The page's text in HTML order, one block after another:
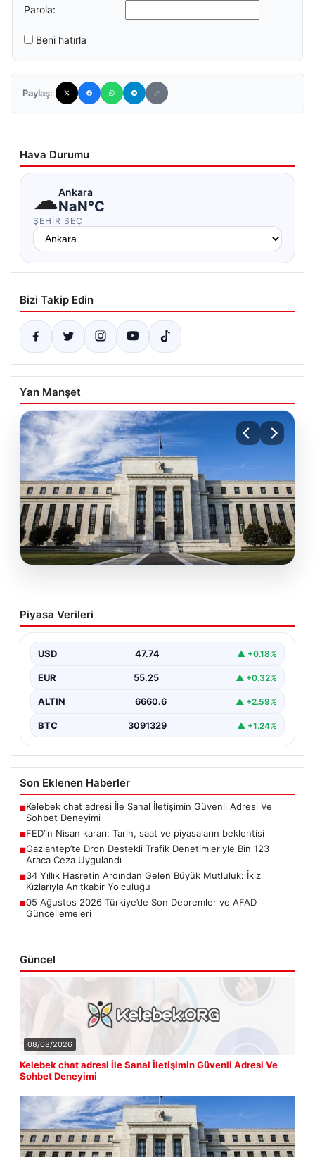
Parola:
Beni hatırla
Paylaş:
Hava Durumu
☁Ankara
NaN°C
ŞEHIR SEÇ
Bizi Takip Edin
Yan Manşet
07.08.2026
FED’in Nisan kararı: Tarih, saat ve
piyasaların beklentisi
kararı yatırımcılar tarafından yakından takip ediliyor.…
Piyasa Verileri
USD 47.74 ▲ +0.18%
EUR 55.25 ▲ +0.32%
ALTIN 6660.6 ▲ +2.59%
BTC 3091329 ▲ +1.24%
Son Eklenen Haberler
■Kelebek chat adresi İle Sanal İletişimin Güvenli Adresi Ve
Sohbet Deneyimi
■FED’in Nisan kararı: Tarih, saat ve piyasaların beklentisi
■Gaziantep’te Dron Destekli Trafik Denetimleriyle Bin 123
Araca Ceza Uygulandı
■34 Yıllık Hasretin Ardından Gelen Büyük Mutluluk: İkiz
Kızlarıyla Anıtkabir Yolculuğu
■05 Ağustos 2026 Türkiye’de Son Depremler ve AFAD
Güncellemeleri
Güncel
08/08/2026
Kelebek chat adresi İle Sanal İletişimin Güvenli Adresi Ve
Sohbet Deneyimi